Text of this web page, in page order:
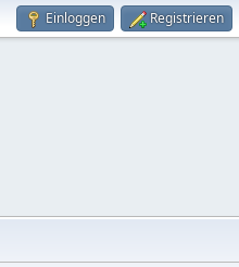
Einloggen Registrieren